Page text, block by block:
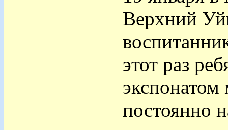
Верхний
этот раз
экспонатом
постоянно